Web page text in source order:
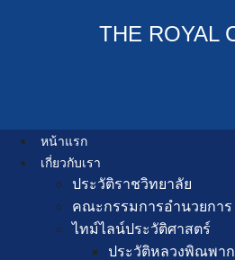
THE ROYAL
หน้าแรก
เกี่ยวกับเรา
ประวัติราชวิทยาลัย
คณะกรรมการอำนวยการ
ไทม์ไลน์ประวัติศาสตร์
ประวัติหลวงพิณพา